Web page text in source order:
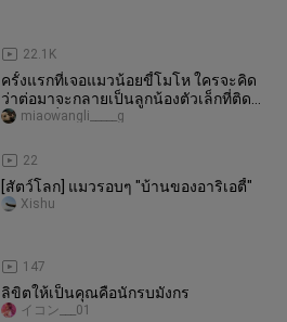
22.1K
ครั้งแรกที่เจอแมวน้อยขี้โมโห ใครจะคิด
ว่าต่อมาจะกลายเป็นลูกน้องตัวเล็กที่ติด
ฉันมากที่สุด
22
miaowangli_____g
[สัตว์โลก] แมวรอบๆ "บ้านของอาริเอตี้"
147
Xishu
ลิขิตให้เป็นคุณคือนักรบมังกร
イコン___01